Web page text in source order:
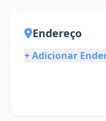
Endereço
+ Adicionar